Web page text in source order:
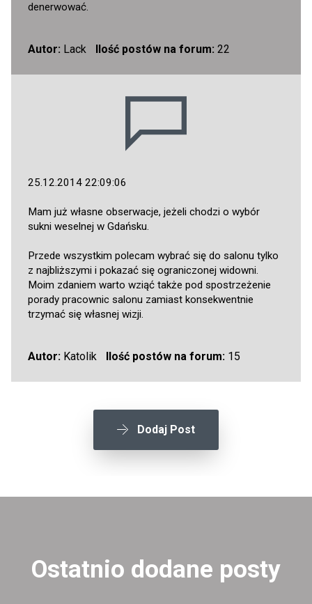
denerwować.
Autor: Lack Ilość postów na forum: 22
25.12.2014 22:09:06
Mam już własne obserwacje, jeżeli chodzi o wybór
sukni weselnej w Gdańsku.
Przede wszystkim polecam wybrać się do salonu tylko
z najbliższymi i pokazać się ograniczonej widowni.
Moim zdaniem warto wziąć także pod spostrzeżenie
porady pracownic salonu zamiast konsekwentnie
trzymać się własnej wizji.
Autor: Katolik Ilość postów na forum:15
Dodaj Post
Ostatnio dodane posty